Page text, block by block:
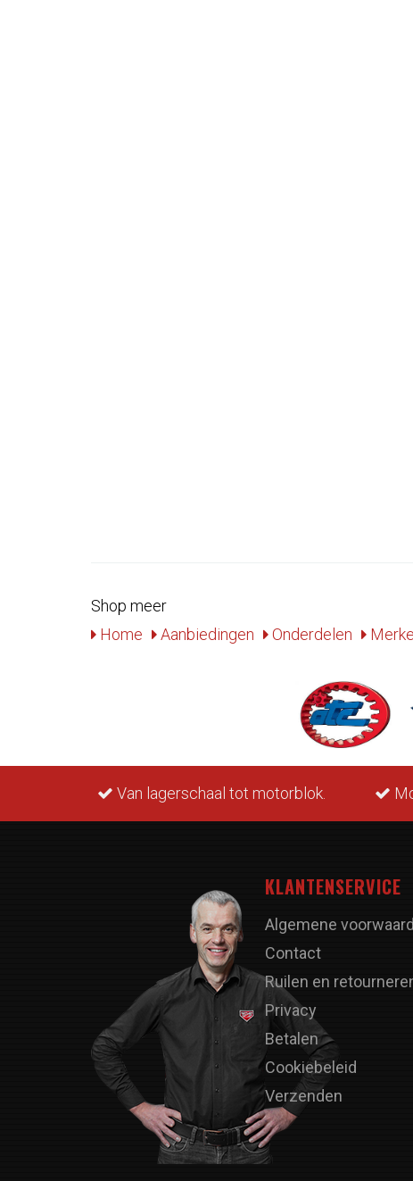
Shop meer
Home
Aanbiedingen Onderdelen
Van lagerschaal tot motorblok.
KLANTENSERVICE
Algemene
Contact
Ruilen en
Privacy
Betalen
Cookiebeleid
Verzenden